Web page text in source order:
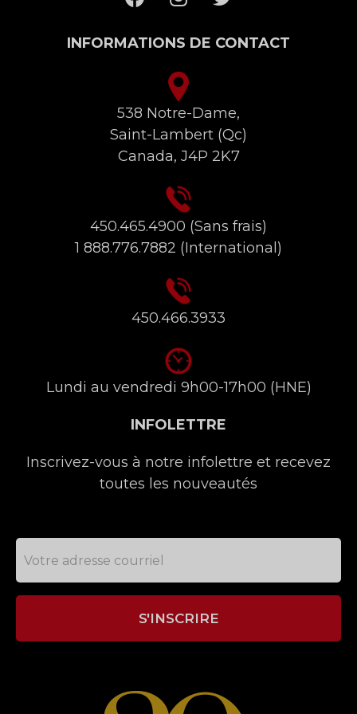
INFORMATIONS DE CONTACT
538 Notre-Dame,
Saint-Lambert (Qc)
Canada, J4P 2K7
450.465.4900 (Sans frais)
1 888.776.7882 (International)
450.466.3933
Lundi au vendredi 9h00-17h00 (HNE)
INFOLETTRE
Inscrivez-vous à notre infolettre et recevez
toutes les nouveautés